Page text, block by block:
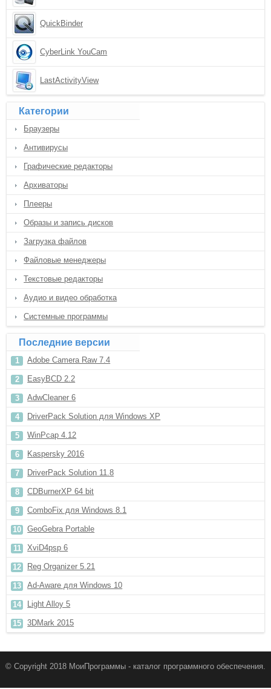
QuickBinder
CyberLink YouCam
LastActivityView
Категории
Браузеры
Антивирусы
Графические редакторы
Архиваторы
Плееры
Образы и запись дисков
Загрузка файлов
Файловые менеджеры
Текстовые редакторы
Аудио и видео обработка
Системные программы
Последние версии
Adobe Camera Raw 7.4
EasyBCD 2.2
AdwCleaner 6
DriverPack Solution для Windows XP
WinPcap 4.12
Kaspersky 2016
DriverPack Solution 11.8
CDBurnerXP 64 bit
ComboFix для Windows 8.1
GeoGebra Portable
XviD4psp 6
Reg Organizer 5.21
Ad-Aware для Windows 10
Light Alloy 5
3DMark 2015
© Copyright 2018 МоиПрограммы - каталог программного обеспечения.